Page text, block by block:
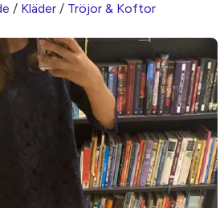
/ Kläder / Tröjor & Koftor